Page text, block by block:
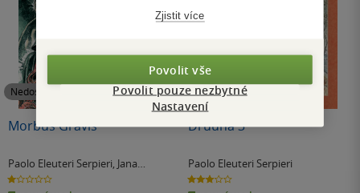
Nedostupné
Morbus Gravis
Paolo Eleuteri Serpieri, Jana
Kratochvílová
1.0
z
Nedostupné
Druuna 3
Paolo Eleuteri Serpieri
3.0
z
Zjistit více
Povolit vše
Povolit pouze nezbytné
Nastavení